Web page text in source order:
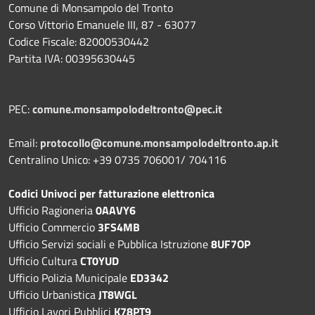
Comune di Monsampolo del Tronto
Corso Vittorio Emanuele III, 87 - 63077
Codice Fiscale: 82000530442
Partita IVA: 00395630445
PEC:comune.monsampolodeltronto@pec.it
Email: protocollo@comune.monsampolodeltronto.ap.it
Centralino Unico: +39 0735 706001/ 704116
Codici Univoci per fatturazione elettronica
Ufficio Ragioneria0AAVY6
Ufficio Commercio 3FS4MB
Ufficio Servizi sociali e Pubblica Istruzione8UF7OP
Ufficio CulturaCT0YUD
Ufficio Polizia Municipale ED3342
Ufficio UrbanisticaJT8WGL
Ufficio Lavori Pubblici K78PT9